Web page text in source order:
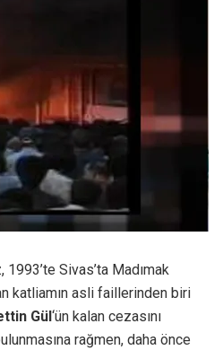
Sivas’ta Madımak
katliamın asli faillerinden biri
Gül‘ün kalan cezasını
rağmen, daha önce